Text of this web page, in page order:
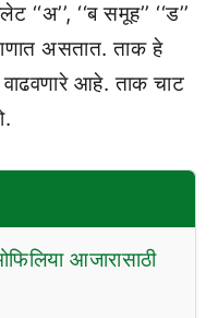
‘‘ब समूह’’ ‘‘ड’’
असतात. ताक हे
आहे. ताक चाट
आजारासाठी